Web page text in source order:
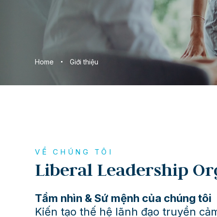
Home Giới thiệu
VỀ CHÚNG TÔI
Liberal Leadership
Tầm nhìn & Sứ mệnh của chúng tôi
Kiến tạo thế hệ lãnh đạo truyền